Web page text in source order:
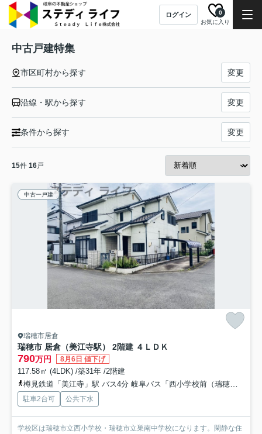
ログイン
お気に入り
0
中古戸建特集
市区町村から探す 変更
沿線・駅から探す 変更
条件から探す 変更
15件 16戸
中古一戸建
瑞穂市居倉
瑞穂市 居倉（美江寺駅） 2階建 ４ＬＤＫ
790万円 8月6日 値下げ
117.58㎡ (4LDK) /築31年 /2階建
樽見鉄道「美江寺」駅 バス4分 岐阜バス「西小学校前（瑞穂市）」 停歩3分
駐車2台可 公共下水
学校区は瑞穂市立西小学校・瑞穂市立巣南中学校になります。閑静な住